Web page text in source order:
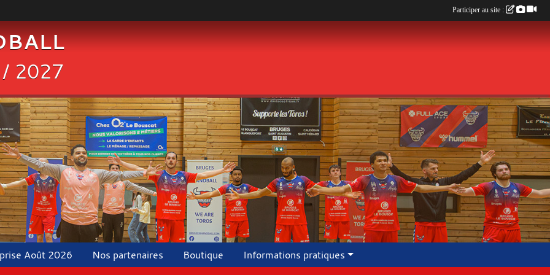
2027
Août 2026 Nos partenaires Boutique Informations pratiques
Participer au site :